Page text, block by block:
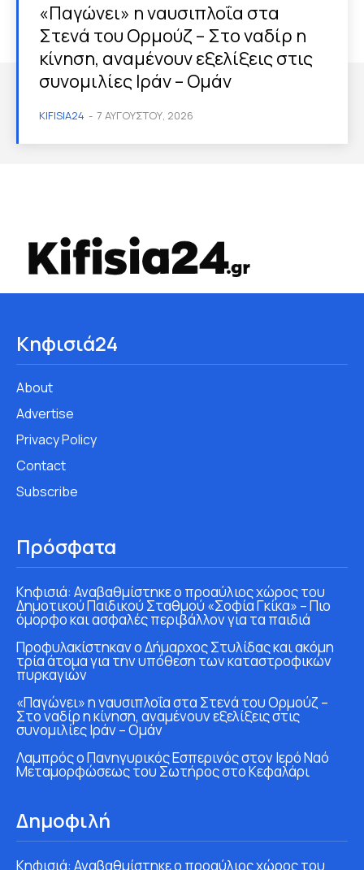
«Παγώνει» η ναυσιπλοΐα στα
Στενά του Ορμούζ – Στο ναδίρ η
κίνηση, αναμένουν εξελίξεις στις
συνομιλίες Ιράν – Ομάν
KIFISIA24 - 7 ΑΥΓΟΎΣΤΟΥ, 2026
Κηφισιά24
About
Advertise
Privacy Policy
Contact
Subscribe
Πρόσφατα
Κηφισιά: Αναβαθμίστηκε ο προαύλιος χώρος του
Δημοτικού Παιδικού Σταθμού «Σοφία Γκίκα» – Πιο
όμορφο και ασφαλές περιβάλλον για τα παιδιά
Προφυλακίστηκαν ο Δήμαρχος Στυλίδας και ακόμη
τρία άτομα για την υπόθεση των καταστροφικών
πυρκαγιών
«Παγώνει» η ναυσιπλοΐα στα Στενά του Ορμούζ –
Στο ναδίρ η κίνηση, αναμένουν εξελίξεις στις
συνομιλίες Ιράν – Ομάν
Λαμπρός ο Πανηγυρικός Εσπερινός στον Ιερό Ναό
Μεταμορφώσεως του Σωτήρος στο Κεφαλάρι
Δημοφιλή
Κηφισιά: Αναβαθμίστηκε ο προαύλιος χώρος του